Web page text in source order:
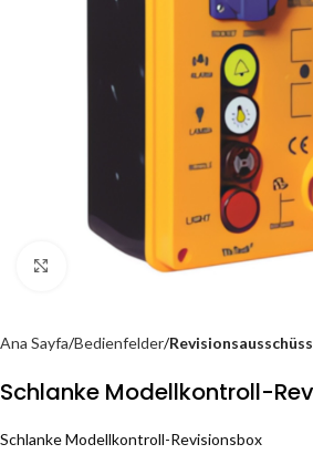
Click to enlarge
Ana Sayfa Bedienfelder
Schlanke Modellkontroll-
Schlanke Modellkontroll-Revisionsbox